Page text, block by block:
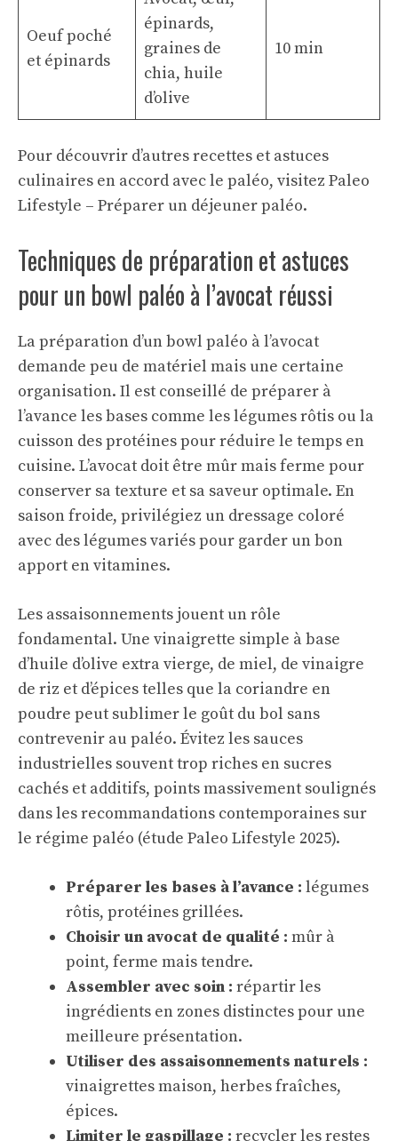
Oeuf poché
et épinards
épinards,
graines de
chia, huile
d’olive
10 min
Pour découvrir d’autres recettes et astuces
culinaires en accord avec le paléo, visitez Paleo
Lifestyle – Préparer un déjeuner paléo.
Techniques de préparation et astuces
pour un bowl paléo à l’avocat réussi
La préparation d’un bowl paléo à l’avocat
demande peu de matériel mais une certaine
organisation. Il est conseillé de préparer à
l’avance les bases comme les légumes rôtis ou la
cuisson des protéines pour réduire le temps en
cuisine. L’avocat doit être mûr mais ferme pour
conserver sa texture et sa saveur optimale. En
saison froide, privilégiez un dressage coloré
avec des légumes variés pour garder un bon
apport en vitamines.
Les assaisonnements jouent un rôle
fondamental. Une vinaigrette simple à base
d’huile d’olive extra vierge, de miel, de vinaigre
de riz et d’épices telles que la coriandre en
poudre peut sublimer le goût du bol sans
contrevenir au paléo. Évitez les sauces
industrielles souvent trop riches en sucres
cachés et additifs, points massivement soulignés
dans les recommandations contemporaines sur
le régime paléo (étude Paleo Lifestyle 2025).
Préparer les bases à l’avance : légumes
rôtis, protéines grillées.
Choisir un avocat de qualité : mûr à
point, ferme mais tendre.
Assembler avec soin : répartir les
ingrédients en zones distinctes pour une
meilleure présentation.
Utiliser des assaisonnements naturels :
vinaigrettes maison, herbes fraîches,
épices.
Limiter le gaspillage : recycler les restes